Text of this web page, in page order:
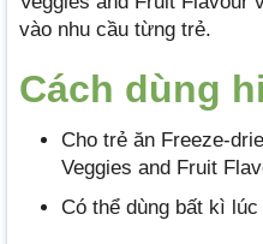
vào nhu cầu từng trẻ.
Cách dùng
Cho trẻ ăn Freeze-
Veggies and Fruit
Có thể dùng bất kì lúc